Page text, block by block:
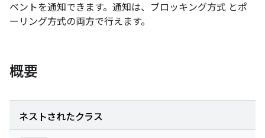
ベントを通知できます。通知は、ブロッキング方式 とポ
ーリング方式の両方で行えます。
概要
ネストされたクラス